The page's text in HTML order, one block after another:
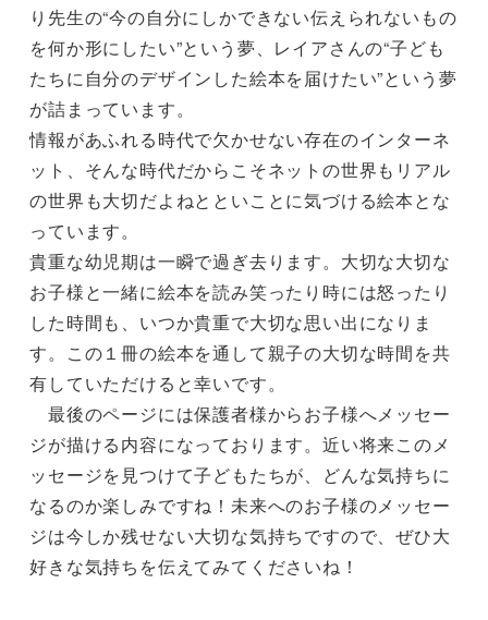
り先生の“今の自分にしかできない伝えられないもの
を何か形にしたい”という夢、レイアさんの“子ども
たちに自分のデザインした絵本を届けたい”という夢
が詰まっています。
情報があふれる時代で欠かせない存在のインターネ
ット、そんな時代だからこそネットの世界もリアル
の世界も大切だよねとといことに気づける絵本とな
っています。
貴重な幼児期は一瞬で過ぎ去ります。大切な大切な
お子様と一緒に絵本を読み笑ったり時には怒ったり
した時間も、いつか貴重で大切な思い出になりま
す。この１冊の絵本を通して親子の大切な時間を共
有していただけると幸いです。
最後のページには保護者様からお子様へメッセー
ジが描ける内容になっております。近い将来このメ
ッセージを見つけて子どもたちが、どんな気持ちに
なるのか楽しみですね！未来へのお子様のメッセー
ジは今しか残せない大切な気持ちですので、ぜひ大
好きな気持ちを伝えてみてくださいね！